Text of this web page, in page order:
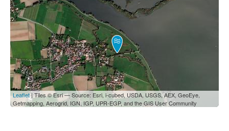
Leaflet| Tiles © Esri — Source: Esri, i-cubed, USDA, USGS, AEX, GeoEye,
Getmapping, Aerogrid, IGN, IGP, UPR-EGP, and the GIS User Community